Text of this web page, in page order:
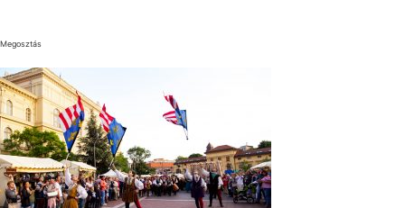
Megosztás